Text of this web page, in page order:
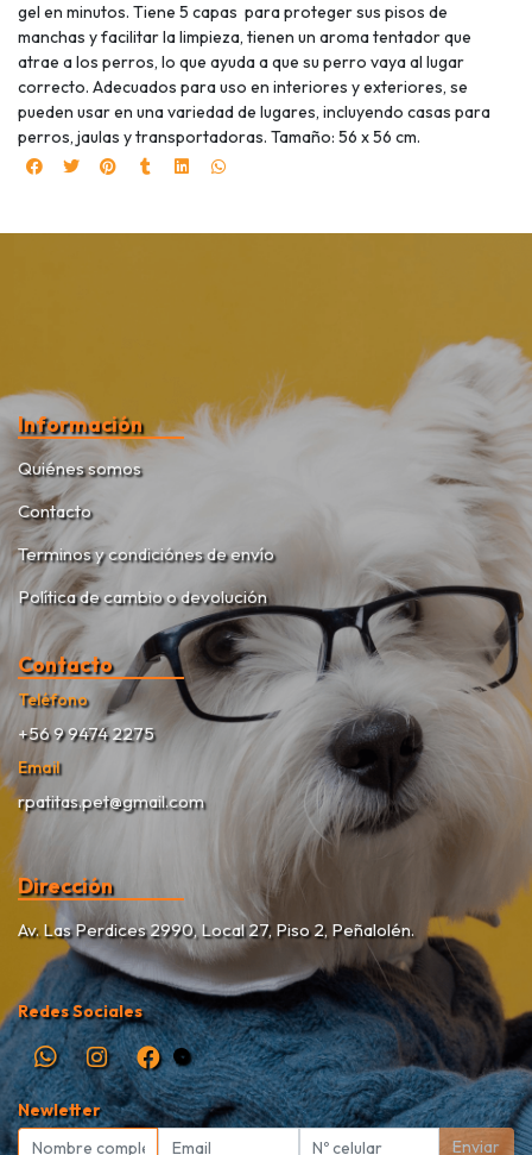
gel en minutos. Tiene 5 capas para proteger sus pisos de
manchas y facilitar la limpieza, tienen un aroma tentador que
atrae a los perros, lo que ayuda a que su perro vaya al lugar
correcto. Adecuados para uso en interiores y exteriores, se
pueden usar en una variedad de lugares, incluyendo casas para
perros, jaulas y transportadoras. Tamaño: 56 x 56 cm.
Información
Quiénes somos
Contacto
Terminos y condiciónes de envío
Política de cambio o devolución
Contacto
Teléfono
+56 9 9474 2275
Email
rpatitas.pet@gmail.com
Dirección
Av. Las Perdices 2990, Local 27, Piso 2, Peñalolén.
Redes Sociales
Newletter
Enviar